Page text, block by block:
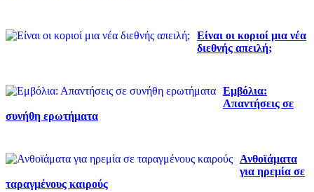
Είναι οι κοριοί μια νέα
διεθνής απειλή;
Εμβόλια:
Απαντήσεις σε
συνήθη ερωτήματα
Ανθοϊάματα
για ηρεμία σε
ταραγμένους καιρούς